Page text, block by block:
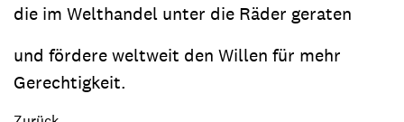
die im Welthandel unter die Räder geraten
und fördere weltweit den Willen für mehr
Gerechtigkeit.